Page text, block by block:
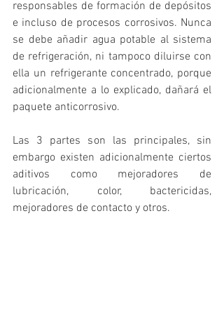
responsables de formación de depósitos
e incluso de procesos corrosivos. Nunca
se debe añadir agua potable al sistema
de refrigeración, ni tampoco diluirse con
ella un refrigerante concentrado, porque
adicionalmente a lo explicado, dañará el
paquete anticorrosivo.
Las 3 partes son las principales, sin
embargo existen adicionalmente ciertos
aditivos como mejoradores de
lubricación, color, bactericidas,
mejoradores de contacto y otros.